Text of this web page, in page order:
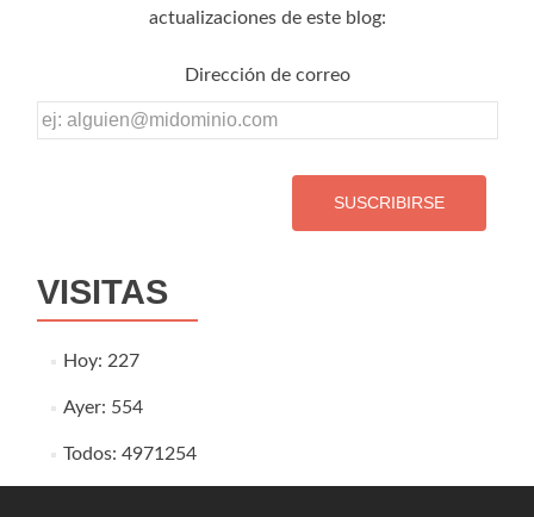
actualizaciones de este blog:
Dirección de correo
Dirección
de
correo
VISITAS
Hoy: 227
Ayer: 554
Todos: 4971254